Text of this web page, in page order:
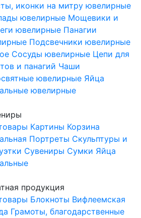
иконки на митру ювелирные
ювелирные Мощевики и
ювелирные Панагии
Подсвечники ювелирные
Сосуды ювелирные Цепи для
и панагий Чаши
ювелирные Яйца
ювелирные
Картины Корзина
Портреты Скульптуры и
Сувениры Сумки Яйца
продукция
Блокноты Вифлеемская
Грамоты, благодарственные